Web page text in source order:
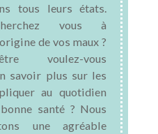
tous leurs états.
vous à
de vos maux ?
voulez-vous
savoir plus sur les
au quotidien
santé ? Nous
une agréable